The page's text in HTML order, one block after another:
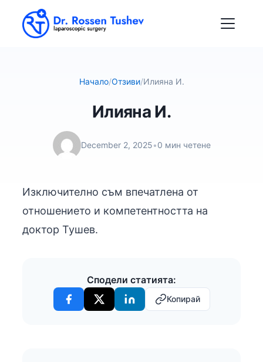
Начало/Отзиви/Илияна И.
Илияна И.
December 2, 2025•0 мин четене
Изключително съм впечатлена от
отношението и компетентността на
доктор Тушев.
Сподели статията:
Копирай